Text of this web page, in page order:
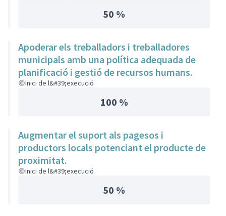
50 %
Apoderar els treballadors i treballadores
municipals amb una política adequada de
planificació i gestió de recursos humans.
Inici de l&#39;execució
100 %
Augmentar el suport als pagesos i
productors locals potenciant el producte de
proximitat.
Inici de l&#39;execució
50 %